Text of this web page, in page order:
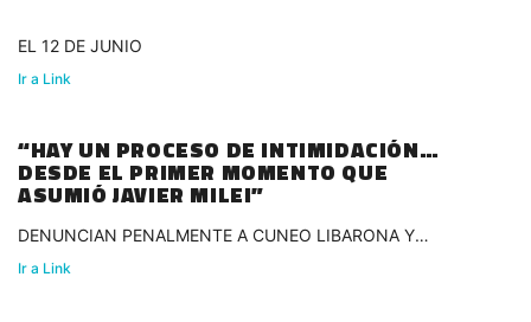
EL 12 DE JUNIO
Ir a Link
“HAY UN PROCESO DE INTIMIDACIÓN
DESDE EL PRIMER MOMENTO QUE
ASUMIÓ JAVIER MILEI”
DENUNCIAN PENALMENTE A CUNEO LIBARONA Y
LOSADA
Ir a Link